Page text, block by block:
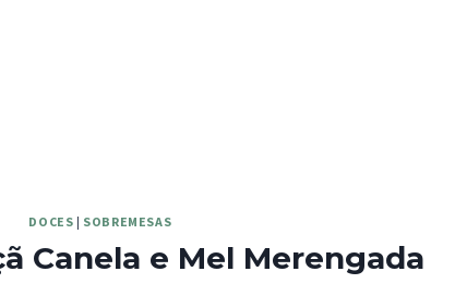
DOCES | SOBREMESAS
Canela e Mel Merengada